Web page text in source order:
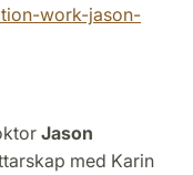
work-jason-
Jason
med Karin